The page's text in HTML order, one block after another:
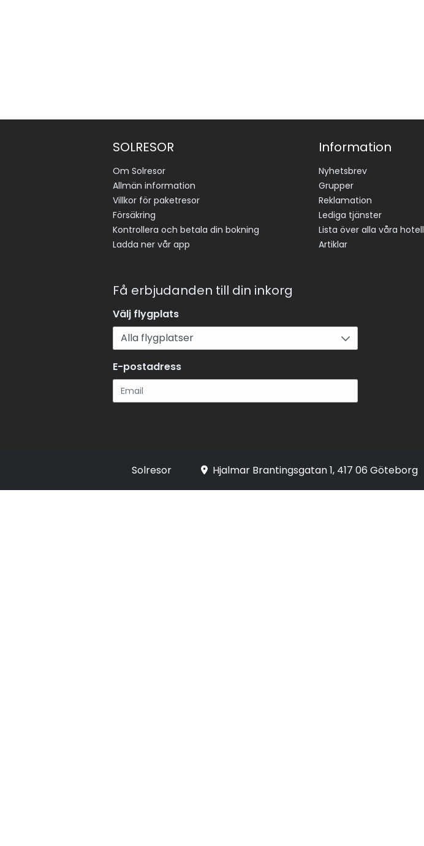
SOLRESOR
Om Solresor
Allmän information
Villkor för paketresor
Försäkring
Kontrollera och betala din bokning
Ladda ner vår app
Information
Nyhetsbrev
Grupper
Reklamation
Lediga tjänster
Lista över alla våra hotell
Artiklar
Få erbjudanden till din inkorg
Välj flygplats
E-postadress
Solresor Hjalmar Brantingsgatan 1, 417 06 Göteborg